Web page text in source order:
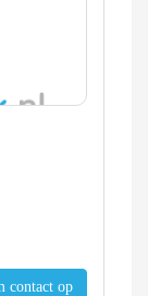
contact op